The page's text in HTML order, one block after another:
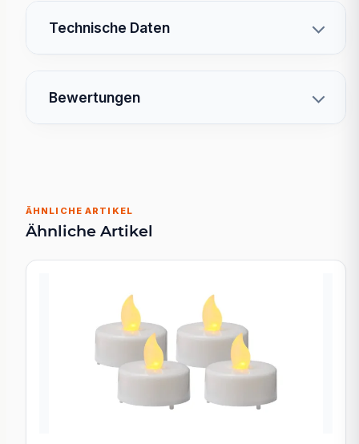
Technische Daten
Bewertungen
ÄHNLICHE ARTIKEL
Ähnliche Artikel